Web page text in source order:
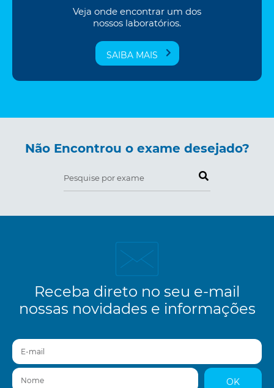
Veja onde encontrar um dos
nossos laboratórios.
SAIBA MAIS
Não Encontrou o exame desejado?
Pesquise por exame
Receba direto no seu e-mail
nossas novidades e informações
E-mail
Nome
OK